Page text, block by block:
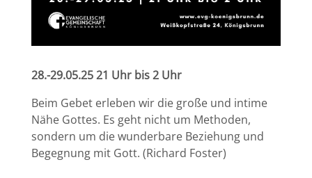
28.-29.05.25 21 Uhr bis 2 Uhr
Beim Gebet erleben wir die große und intime
Nähe Gottes. Es geht nicht um Methoden,
sondern um die wunderbare Beziehung und
Begegnung mit Gott. (Richard Foster)